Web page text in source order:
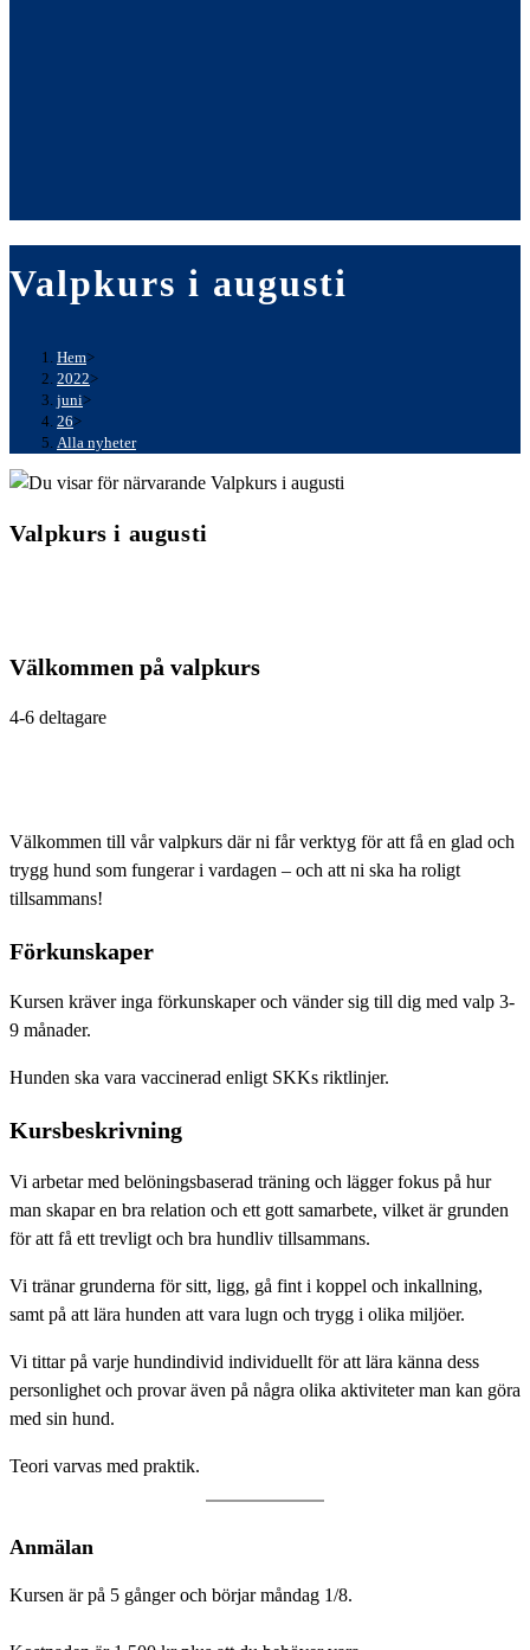
Valpkurs i augusti
Hem>
2022>
juni>
26>
Alla nyheter
Valpkurs i augusti
Välkommen på valpkurs
4-6 deltagare
Välkommen till vår valpkurs där ni får verktyg för att få en glad och
trygg hund som fungerar i vardagen – och att ni ska ha roligt
tillsammans!
Förkunskaper
Kursen kräver inga förkunskaper och vänder sig till dig med valp 3-
9 månader.
Hunden ska vara vaccinerad enligt SKKs riktlinjer.
Kursbeskrivning
Vi arbetar med belöningsbaserad träning och lägger fokus på hur
man skapar en bra relation och ett gott samarbete, vilket är grunden
för att få ett trevligt och bra hundliv tillsammans.
Vi tränar grunderna för sitt, ligg, gå fint i koppel och inkallning,
samt på att lära hunden att vara lugn och trygg i olika miljöer.
Vi tittar på varje hundindivid individuellt för att lära känna dess
personlighet och provar även på några olika aktiviteter man kan göra
med sin hund.
Teori varvas med praktik.
Anmälan
Kursen är på 5 gånger och börjar måndag 1/8.